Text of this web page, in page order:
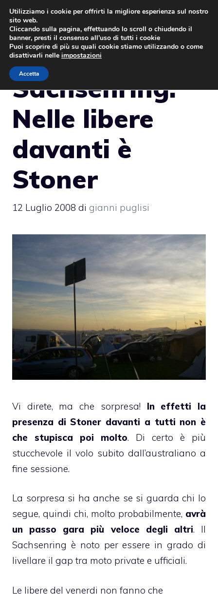
Vai
contenuto
Sachsenring:
Nelle libere
davanti è
Stoner
12 Luglio 2008 di gianni puglisi
Vi direte, ma che sorpresa! In effetti la
presenza di Stoner davanti a tutti non è
che stupisca poi molto. Di certo è più
stucchevole il volo subito dall’australiano a
fine sessione.
La sorpresa si ha anche se si guarda chi lo
segue, quindi chi, molto probabilmente, avrà
un passo gara più veloce degli altri. Il
Sachsenring è noto per essere in grado di
livellare il gap tra moto private e ufficiali.
Le libere del venerdi non fanno che
Utilizziamo i cookie per offrirti la migliore esperienza sul nostro
sito web.
Cliccando sulla pagina, effettuando lo scroll o chiudendo il
banner, presti il consenso all’uso di tutti i cookie
Puoi scoprire di più su quali cookie stiamo utilizzando o come
disattivarli nelle impostazioni
Accetta